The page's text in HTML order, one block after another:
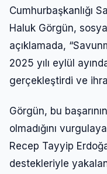
Cumhurbaşkanlığı
Haluk Görgün,
açıklamada,
2025 yılı eylül
gerçekleştirdi ve
Görgün, bu
olmadığını
Recep Tayyip
destekleriyle